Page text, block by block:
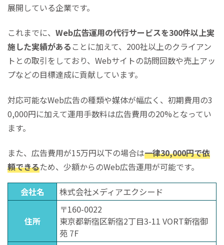
展開している企業です。
これまでに、 Web広告運用の代行サービスを300件以上実
施した実績がある ことに加えて、200社以上のクライアン
トとの取引をしており、Webサイトの訪問回数や売上アッ
プなどの目標達成に貢献しています。
対応可能なWeb広告の種類や媒体が幅広く、初期費用の3
0,000円に加えて運用手数料は広告費用の20%となってい
ます。
また、広告費用が15万円以下の場合は一律30,000円で依
頼できるため、少額からのWeb広告運用が可能です。
会社名 株式会社メディアエクシード
住所
〒160-0022
東京都新宿区新宿2丁目3-11 VORT新宿御
苑 7F